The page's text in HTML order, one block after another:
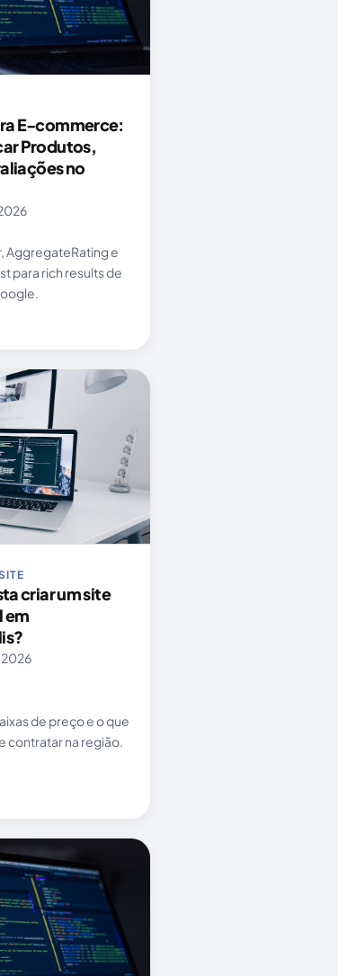
E-commerce:
Produtos,
no
AggregateRating e
para rich results de
criar um site
em
2026
de preço e o que
contratar na região.